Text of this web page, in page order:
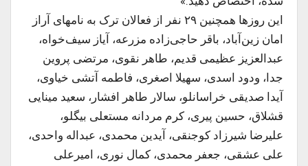
این روزها همچنین ۲۹ نفر از فعالان ترک به نامهای آراز
امان زین‌آباد، باقر حاجی‌زاده مزرعه، آیاز سیف‌خواه،
‏عبدالعزیز عظیمی قدیم، طاهر نقوی، مرتضی پروین
جدا، ‏ودود اسدی، سهیلا اصغری، فاطمه آتشی خیاوی،
آیدا صدیقی خراسانلو، سالار طاهر افشار، ‏سعید مینایی
قشلاق، حسین پیری، کرم مردانه مستعلی بیگلو،
علیرضا شیرزاد کوجنقی، آیدین محمدی، عبداله واحدی،
علی عشقی، جعفر محمدی، کمال نوری، امیرعلی